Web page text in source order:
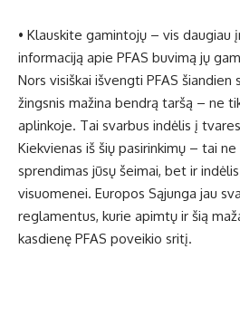
• Klauskite gamintojų – vis daugiau
informaciją apie PFAS buvimą jų
Nors visiškai išvengti PFAS šiandien
žingsnis mažina bendrą taršą – ne
aplinkoje. Tai svarbus indėlis į
Kiekvienas iš šių pasirinkimų – tai
sprendimas jūsų šeimai, bet ir
visuomenei. Europos Sąjunga jau
reglamentus, kurie apimtų ir šią
kasdienę PFAS poveikio sritį.